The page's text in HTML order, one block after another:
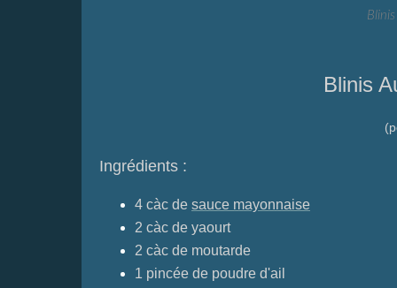
Blinis
Ingrédients :
4 càc de sauce mayonnaise
2 càc de yaourt
2 càc de moutarde
1 pincée de poudre d'ail